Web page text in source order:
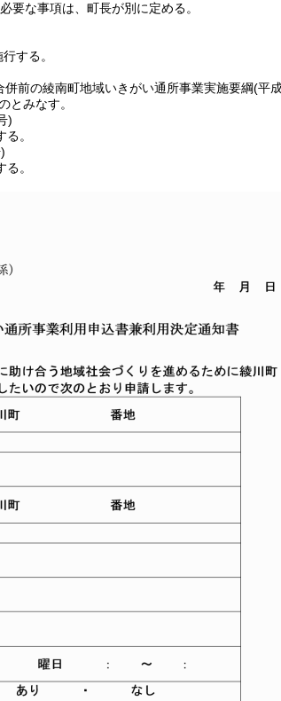
要な事項は、町長が別に定める。
する。
前の綾南町地域いきがい通所事業実施要綱(平
とみなす。
)
。
。